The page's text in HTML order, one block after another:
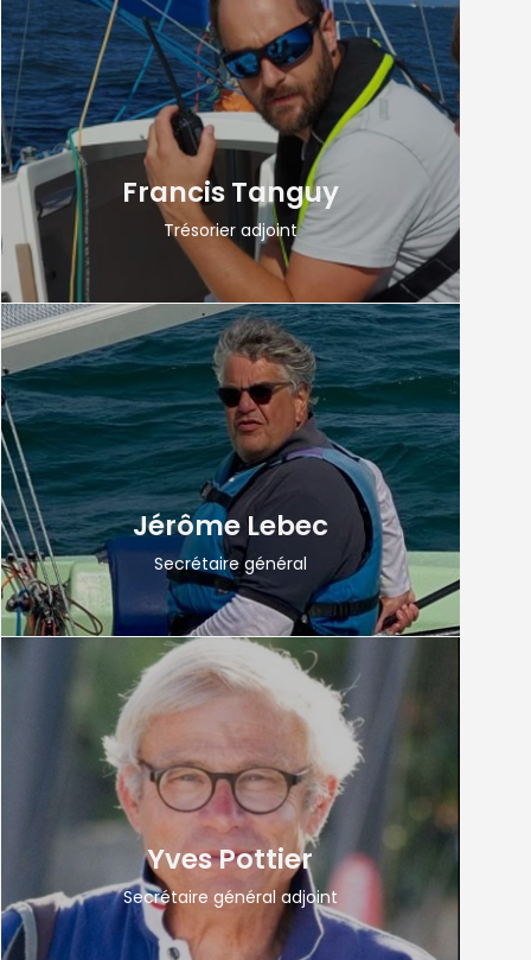
Francis Tanguy
Trésorier adjoint
Jérôme Lebec
Secrétaire général
Yves Pottier
Secrétaire général adjoint